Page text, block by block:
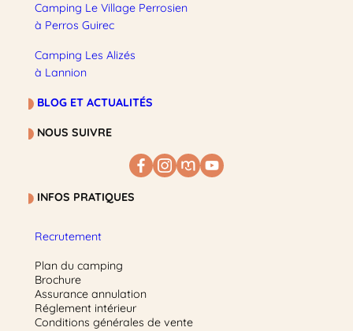
Camping Le Village Perrosien
à Perros Guirec
Camping Les Alizés
à Lannion
BLOG ET ACTUALITÉS
NOUS SUIVRE
INFOS PRATIQUES
Recrutement
Plan du camping
Brochure
Assurance annulation
Réglement intérieur
Conditions générales de vente